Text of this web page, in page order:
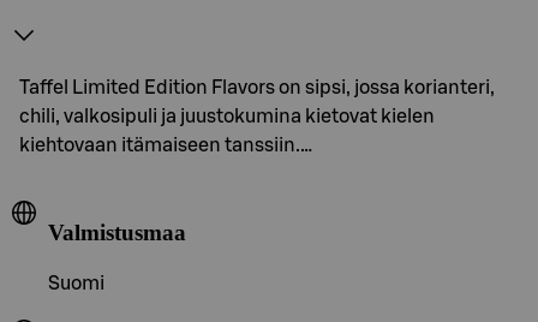
Taffel Limited Edition Flavors on sipsi, jossa korianteri,
chili, valkosipuli ja juustokumina kietovat kielen
kiehtovaan itämaiseen tanssiin.…
Valmistusmaa
Suomi